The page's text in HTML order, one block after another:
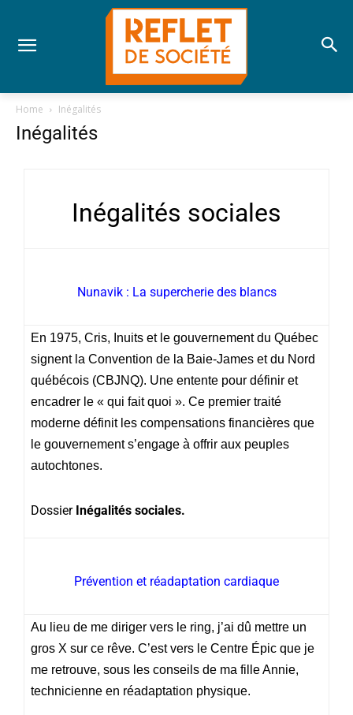
Home Inégalités
Inégalités
Inégalités sociales
Nunavik : La supercherie des blancs
En 1975, Cris, Inuits et le gouvernement du Québec
signent la Convention de la Baie-James et du Nord
québécois (CBJNQ). Une entente pour définir et
encadrer le « qui fait quoi ». Ce premier traité
moderne définit les compensations financières que
le gouvernement s’engage à offrir aux peuples
autochtones.
Dossier Inégalités sociales.
Prévention et réadaptation cardiaque
Au lieu de me diriger vers le ring, j’ai dû mettre un
gros X sur ce rêve. C’est vers le Centre Épic que je
me retrouve, sous les conseils de ma fille Annie,
technicienne en réadaptation physique.